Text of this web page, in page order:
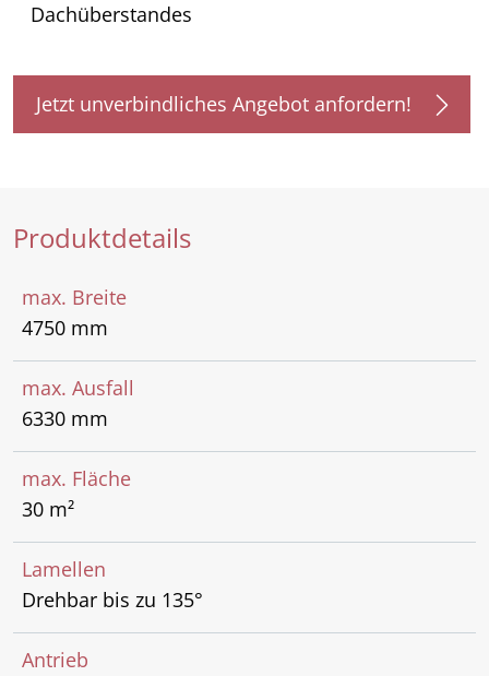
Dachüberstandes
Jetzt unverbindliches Angebot anfordern!
Produktdetails
max. Breite
4750 mm
max. Ausfall
6330 mm
max. Fläche
30 m²
Lamellen
Drehbar bis zu 135°
Antrieb